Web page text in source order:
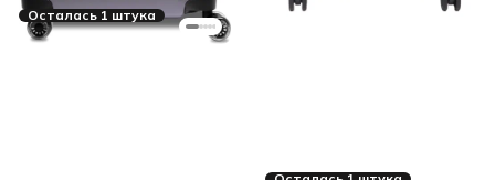
Осталась 1 штука